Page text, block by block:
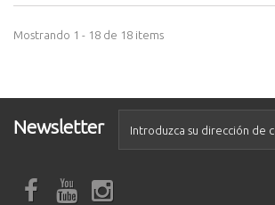
Mostrando 1 - 18 de 18 items
Newsletter